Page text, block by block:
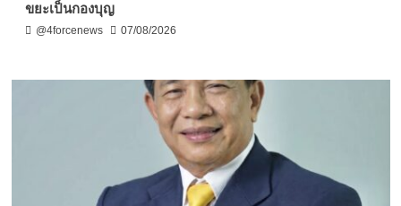
ขยะเป็นกองบุญ
@4forcenews 07/08/2026